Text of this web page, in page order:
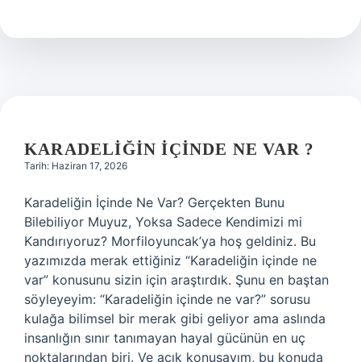
Ne
KARADELIĞIN IÇINDE NE VAR ?
Tarih: Haziran 17, 2026
Karadeliğin İçinde Ne Var? Gerçekten Bunu
Bilebiliyor Muyuz, Yoksa Sadece Kendimizi mi
Kandırıyoruz? Morfiloyuncak’ya hoş geldiniz. Bu
yazımızda merak ettiğiniz “Karadeliğin içinde ne
var” konusunu sizin için araştırdık. Şunu en baştan
söyleyeyim: “Karadeliğin içinde ne var?” sorusu
kulağa bilimsel bir merak gibi geliyor ama aslında
insanlığın sınır tanımayan hayal gücünün en uç
noktalarından biri. Ve açık konuşayım, bu konuda